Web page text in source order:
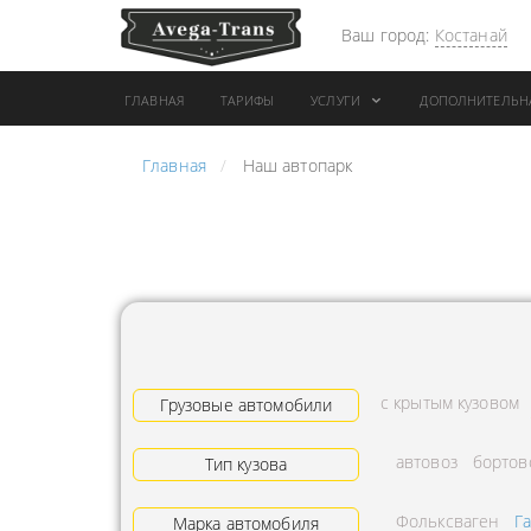
Ваш город: Костанай
ГЛАВНАЯ ТАРИФЫ УСЛУГИ
АРЕНДА АВТОБУСА
ГРУЗОВАЯ ТЕХНИКА
ПЕРЕВОЗКА ТРУБ
АРЕНДА БУЛЬДОЗЕРА
Главная Наш автопарк
Грузовые автомобили с крытым кузовом
Тип кузова автовоз
Марка автомобиля Фольксваген